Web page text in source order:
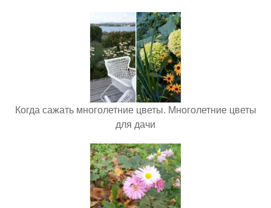
Когда сажать многолетние цветы. Многолетние цветы
для дачи